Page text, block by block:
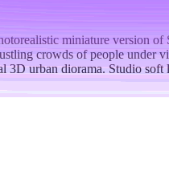
miniature
crowds of people
urban diorama. Studio